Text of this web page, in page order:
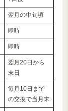
翌月の中旬頃
即時
即時
翌月20日から
末日
毎月10日まで
の交換で当月末